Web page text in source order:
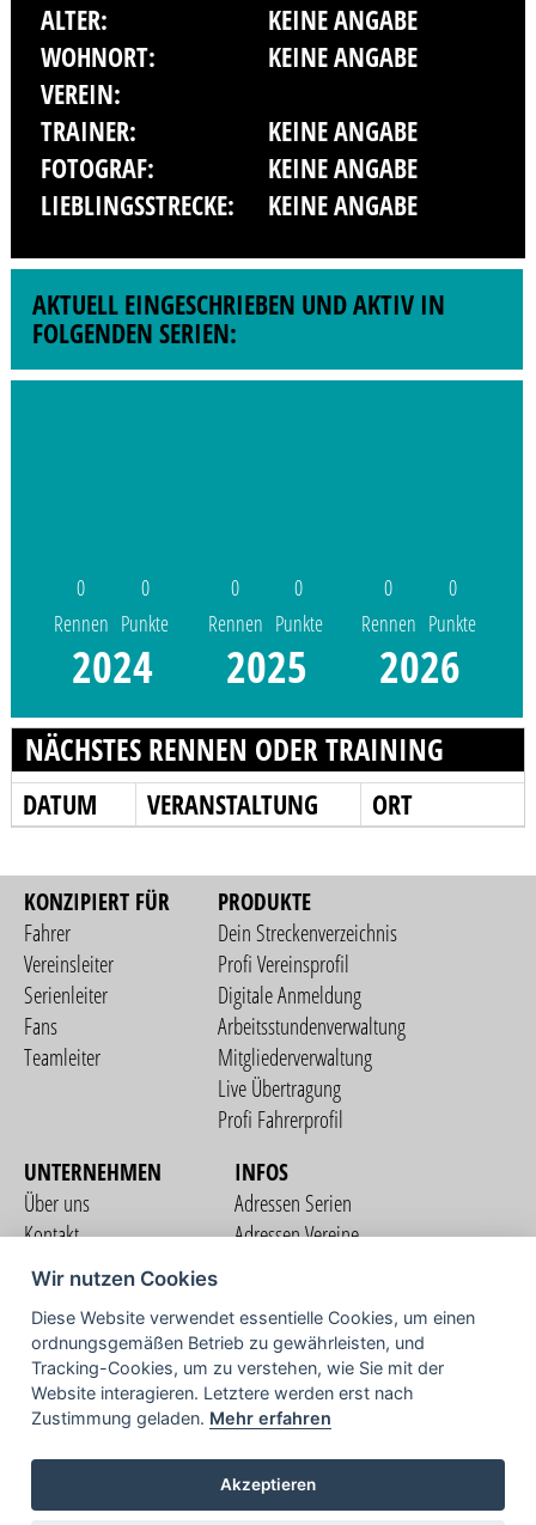
ALTER:
KEINE ANGABE
WOHNORT:
KEINE ANGABE
VEREIN:
TRAINER:
KEINE ANGABE
FOTOGRAF:
KEINE ANGABE
LIEBLINGSSTRECKE:
KEINE ANGABE
AKTUELL EINGESCHRIEBEN UND AKTIV IN
FOLGENDEN SERIEN:
0
Rennen
0
Punkte
2024
0
Rennen
0
Punkte
2025
0
Rennen
0
Punkte
2026
NÄCHSTES RENNEN ODER TRAINING
DATUM VERANSTALTUNG ORT
KONZIPIERT FÜR
Fahrer
Vereinsleiter
Serienleiter
Fans
Teamleiter
PRODUKTE
Dein Streckenverzeichnis
Profi Vereinsprofil
Digitale Anmeldung
Arbeitsstundenverwaltung
Mitgliederverwaltung
Live Übertragung
Profi Fahrerprofil
UNTERNEHMEN
Über uns
Kontakt
Nutzungsbedingungen
Datenschutzerklärung
Impressum
INFOS
Adressen Serien
Adressen Vereine
COMMUNITY
TV
Wir nutzen Cookies
Diese Website verwendet essentielle Cookies, um einen
ordnungsgemäßen Betrieb zu gewährleisten, und
Tracking-Cookies, um zu verstehen, wie Sie mit der
Website interagieren. Letztere werden erst nach
Zustimmung geladen. Mehr erfahren
Akzeptieren